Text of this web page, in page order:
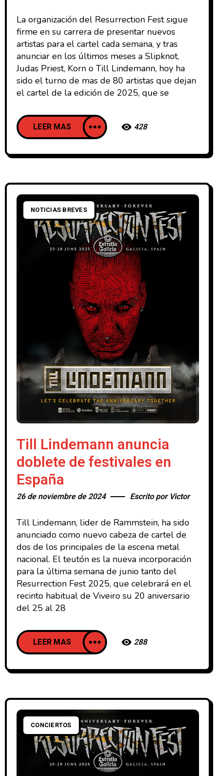
La organización del Resurrection Fest sigue
firme en su carrera de presentar nuevos
artistas para el cartel cada semana, y tras
anunciar en los últimos meses a Slipknot,
Judas Priest, Korn o Till Lindemann, hoy ha
sido el turno de mas de 80 artistas que dejan
el cartel de la edición de 2025, que se
LEER MAS 428
NOTICIAS BREVES
Till Lindemann anuncia
doblete de festivales en
España
26 de noviembre de 2024 Escrito por Victor
Till Lindemann, lider de Rammstein, ha sido
anunciado como nuevo cabeza de cartel de
dos de los principales de la escena metal
nacional. El teutón es la nueva incorporación
para la última semana de junio tanto del
Resurrection Fest 2025, que celebrará en el
recinto habitual de Viveiro su 20 aniversario
del 25 al 28
LEER MAS 288
CONCIERTOS